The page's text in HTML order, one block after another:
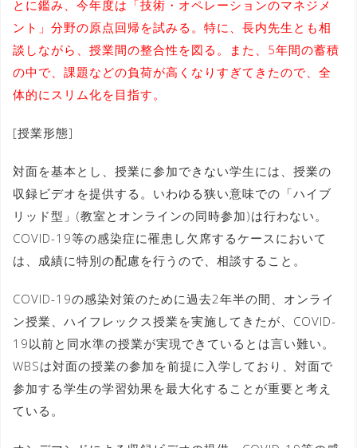
とに鑑み、今年度は「技術・オペレーションのマネジメ
ント」分野の原点回帰を試みる。特に、長内先生とも相
談しながら、授業間の整合性を図る。また、5年間の蓄積
の中で、課題などの負荷が高くなりすぎてきたので、全
体的にスリム化を目指す。
[授業形態]
対面を基本とし、授業に参加できない学生には、授業の
収録ビデオを提供する。いわゆる狭い意味での「ハイブ
リッド型」(教室とオンラインの同時参加)は行わない。
COVID-19等の感染症に罹患し欠席するケースにおいて
は、成績に特別の配慮を行うので、相談すること。
COVID-19の感染対策のために過去2年半の間、オンライ
ン授業、ハイフレックス授業を実施してきたが、COVID-
19以前と同水準の授業が実現できているとは言い難い。
WBSは対面の授業の参加を前提に入学しており、対面で
参加する学生の学習効果を最大化することが重要と考え
ている。